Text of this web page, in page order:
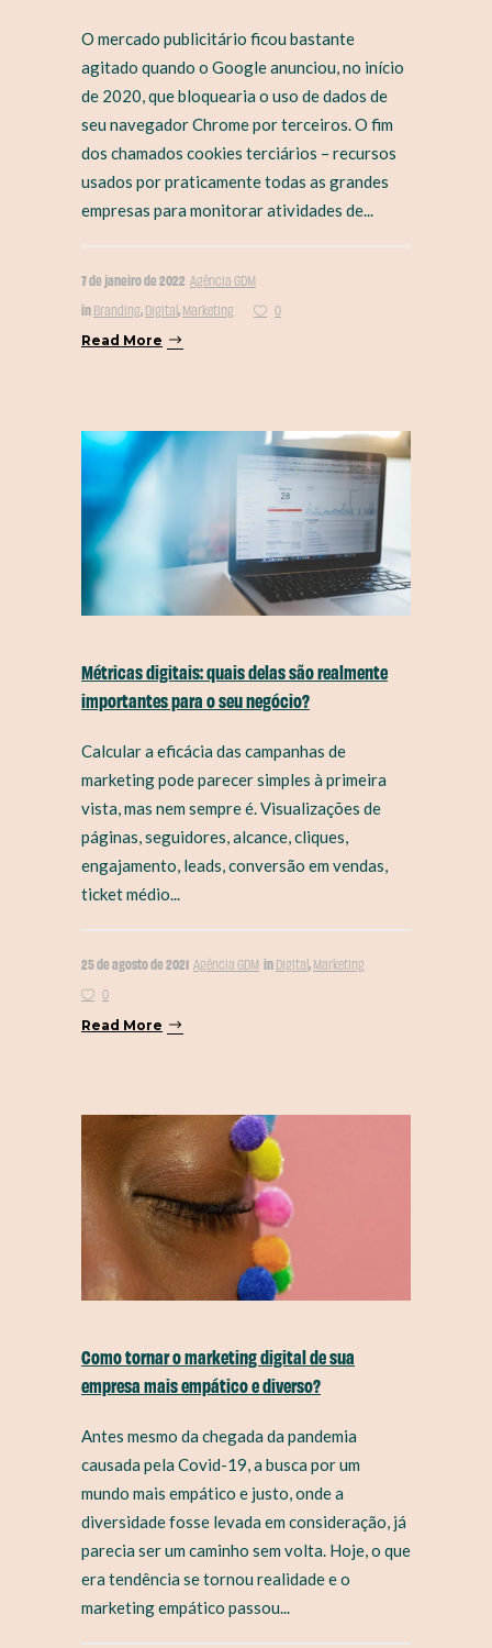
O mercado publicitário ficou bastante
agitado quando o Google anunciou, no início
de 2020, que bloquearia o uso de dados de
seu navegador Chrome por terceiros. O fim
dos chamados cookies terciários – recursos
usados por praticamente todas as grandes
empresas para monitorar atividades de...
7 de janeiro de 2022 Agência GDM
in Branding, Digital, Marketing
0
Read More
Métricas digitais: quais delas são realmente
importantes para o seu negócio?
Calcular a eficácia das campanhas de
marketing pode parecer simples à primeira
vista, mas nem sempre é. Visualizações de
páginas, seguidores, alcance, cliques,
engajamento, leads, conversão em vendas,
ticket médio...
25 de agosto de 2021 Agência GDM in Digital, Marketing
0
Read More
Como tornar o marketing digital de sua
empresa mais empático e diverso?
Antes mesmo da chegada da pandemia
causada pela Covid-19, a busca por um
mundo mais empático e justo, onde a
diversidade fosse levada em consideração, já
parecia ser um caminho sem volta. Hoje, o que
era tendência se tornou realidade e o
marketing empático passou...